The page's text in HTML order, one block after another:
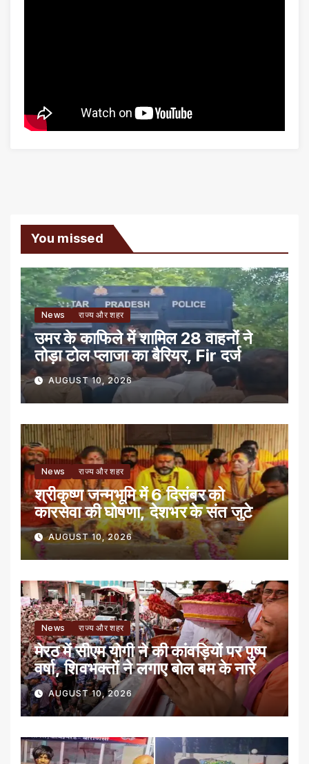
You missed
News राज्य और शहर
उमर के काफिले में शामिल 28 वाहनों ने
तोड़ा टोल प्लाजा का बैरियर, Fir दर्ज
AUGUST 10, 2026
News राज्य और शहर
श्रीकृष्ण जन्मभूमि में 6 दिसंबर को
कारसेवा की घोषणा, देशभर के संत जुटे
AUGUST 10, 2026
News राज्य और शहर
मेरठ में सीएम योगी ने की कांवड़ियों पर पुष्प
वर्षा, शिवभक्तों ने लगाए बोल बम के नारे
AUGUST 10, 2026